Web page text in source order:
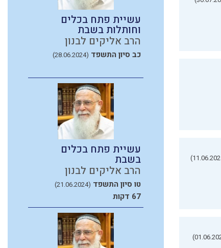
עשיית פתח בכלים
וחותלות בשבת
הרב אליקים לבנון
כב סיון התשפד (28.06.2024)
עשיית פתח בכלים
בשבת
הרב אליקים לבנון
טו סיון התשפד (21.06.2024)
67 דקות